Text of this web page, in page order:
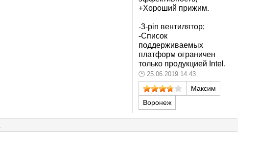
+Хороший прижим.
-3-pin вентилятор;
-Список
поддерживаемых
платформ ограничен
только продукцией Intel.
25.06.2019 14:43
Максим
Воронеж